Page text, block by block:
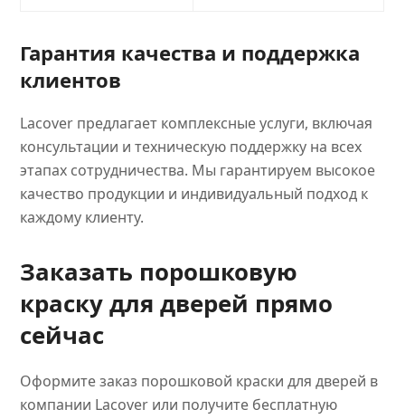
Гарантия качества и поддержка
клиентов
Lacover предлагает комплексные услуги, включая
консультации и техническую поддержку на всех
этапах сотрудничества. Мы гарантируем высокое
качество продукции и индивидуальный подход к
каждому клиенту.
Заказать порошковую
краску для дверей прямо
сейчас
Оформите заказ порошковой краски для дверей в
компании Lacover или получите бесплатную